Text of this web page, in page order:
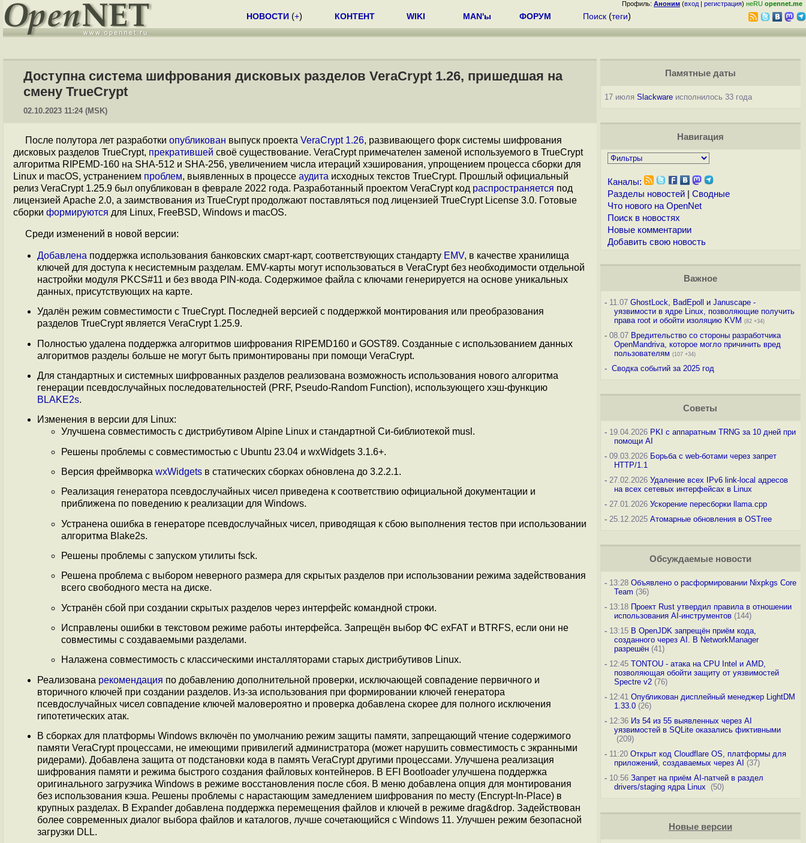
Профиль: Аноним (вход | регистрация) неRU opennet.me
НОВОСТИ (+) КОНТЕНТ WIKI MAN'ы ФОРУМ Поиск (теги)
Доступна система шифрования дисковых разделов VeraCrypt 1.26, пришедшая на
смену TrueCrypt
02.10.2023 11:24 (MSK)
После полутора лет разработки опубликован выпуск проекта VeraCrypt 1.26, развивающего форк системы шифрования
дисковых разделов TrueCrypt, прекратившей своё существование. VeraCrypt примечателен заменой используемого в TrueCrypt
алгоритма RIPEMD-160 на SHA-512 и SHA-256, увеличением числа итераций хэширования, упрощением процесса сборки для
Linux и macOS, устранением проблем, выявленных в процессе аудита исходных текстов TrueCrypt. Прошлый официальный
релиз VeraCrypt 1.25.9 был опубликован в феврале 2022 года. Разработанный проектом VeraCrypt код распространяется под
лицензией Apache 2.0, а заимствования из TrueCrypt продолжают поставляться под лицензией TrueCrypt License 3.0. Готовые
сборки формируются для Linux, FreeBSD, Windows и macOS.
Среди изменений в новой версии:
Добавлена поддержка использования банковских смарт-карт, соответствующих стандарту EMV, в качестве хранилища
ключей для доступа к несистемным разделам. EMV-карты могут использоваться в VeraCrypt без необходимости отдельной
настройки модуля PKCS#11 и без ввода PIN-кода. Содержимое файла с ключами генерируется на основе уникальных
данных, присутствующих на карте.
Удалён режим совместимости с TrueCrypt. Последней версией с поддержкой монтирования или преобразования
разделов TrueCrypt является VeraCrypt 1.25.9.
Полностью удалена поддержка алгоритмов шифрования RIPEMD160 и GOST89. Созданные с использованием данных
алгоритмов разделы больше не могут быть примонтированы при помощи VeraCrypt.
Для стандартных и системных шифрованных разделов реализована возможность использования нового алгоритма
генерации псевдослучайных последовательностей (PRF, Pseudo-Random Function), использующего хэш-функцию
BLAKE2s.
Изменения в версии для Linux:
Улучшена совместимость с дистрибутивом Alpine Linux и стандартной Си-библиотекой musl.
Решены проблемы с совместимостью с Ubuntu 23.04 и wxWidgets 3.1.6+.
Версия фреймворка wxWidgets в статических сборках обновлена до 3.2.2.1.
Реализация генератора псевдослучайных чисел приведена к соответствию официальной документации и
приближена по поведению к реализации для Windows.
Устранена ошибка в генераторе псевдослучайных чисел, приводящая к сбою выполнения тестов при использовании
алгоритма Blake2s.
Решены проблемы с запуском утилиты fsck.
Решена проблема с выбором неверного размера для скрытых разделов при использовании режима задействования
всего свободного места на диске.
Устранён сбой при создании скрытых разделов через интерфейс командной строки.
Исправлены ошибки в текстовом режиме работы интерфейса. Запрещён выбор ФС exFAT и BTRFS, если они не
совместимы с создаваемыми разделами.
Налажена совместимость с классическими инсталляторами старых дистрибутивов Linux.
Реализована рекомендация по добавлению дополнительной проверки, исключающей совпадение первичного и
вторичного ключей при создании разделов. Из-за использования при формировании ключей генератора
псевдослучайных чисел совпадение ключей маловероятно и проверка добавлена скорее для полного исключения
гипотетических атак.
В сборках для платформы Windows включён по умолчанию режим защиты памяти, запрещающий чтение содержимого
памяти VeraCrypt процессами, не имеющими привилегий администратора (может нарушить совместимость с экранными
ридерами). Добавлена защита от подстановки кода в память VeraCrypt другими процессами. Улучшена реализация
шифрования памяти и режима быстрого создания файловых контейнеров. В EFI Bootloader улучшена поддержка
оригинального загрузчика Windows в режиме восстановления после сбоя. В меню добавлена опция для монтирования
без использования кэша. Решены проблемы с нарастающим замедлением шифрования по месту (Encrypt-In-Place) в
крупных разделах. В Expander добавлена поддержка перемещения файлов и ключей в режиме drag&drop. Задействован
более современных диалог выбора файлов и каталогов, лучше сочетающийся с Windows 11. Улучшен режим безопасной
загрузки DLL.
Памятные даты
17 июля Slackwareисполнилось 33 года
Навигация
Каналы:
Разделы новостей| Сводные
Что нового на OpenNet
Поиск в новостях
Новые комментарии
Добавить свою новость
Важное
-11.07 GhostLock, BadEpoll и Januscape -
уязвимости в ядре Linux, позволяющие получить
права root и обойти изоляцию KVM (82 +34)
-08.07 Вредительство со стороны разработчика
OpenMandriva, которое могло причинить вред
пользователям (107 +34)
- Сводка событий за 2025 год
Советы
-19.04.2026 PKI с аппаратным TRNG за 10 дней при
помощи AI
-09.03.2026 Борьба с web-ботами через запрет
HTTP/1.1
-27.02.2026 Удаление всех IPv6 link-local адресов
на всех сетевых интерфейсах в Linux
-27.01.2026 Ускорение пересборки llama.cpp
-25.12.2025 Атомарные обновления в OSTree
Обсуждаемые новости
-13:28 Объявлено о расформировании Nixpkgs Core
Team (36)
-13:18 Проект Rust утвердил правила в отношении
использования AI-инструментов(144)
-13:15 В OpenJDK запрещён приём кода,
созданного через AI. В NetworkManager
разрешён(41)
-12:45 TONTOU - атака на CPU Intel и AMD,
позволяющая обойти защиту от уязвимостей
Spectre v2(76)
-12:41 Опубликован дисплейный менеджер LightDM
1.33.0(26)
-12:36 Из 54 из 55 выявленных через AI
уязвимостей в SQLite оказались фиктивными
(209)
-11:20 Открыт код Cloudflare OS, платформы для
приложений, создаваемых через AI (37)
-10:56 Запрет на приём AI-патчей в раздел
drivers/staging ядра Linux
(50)
Новые версии